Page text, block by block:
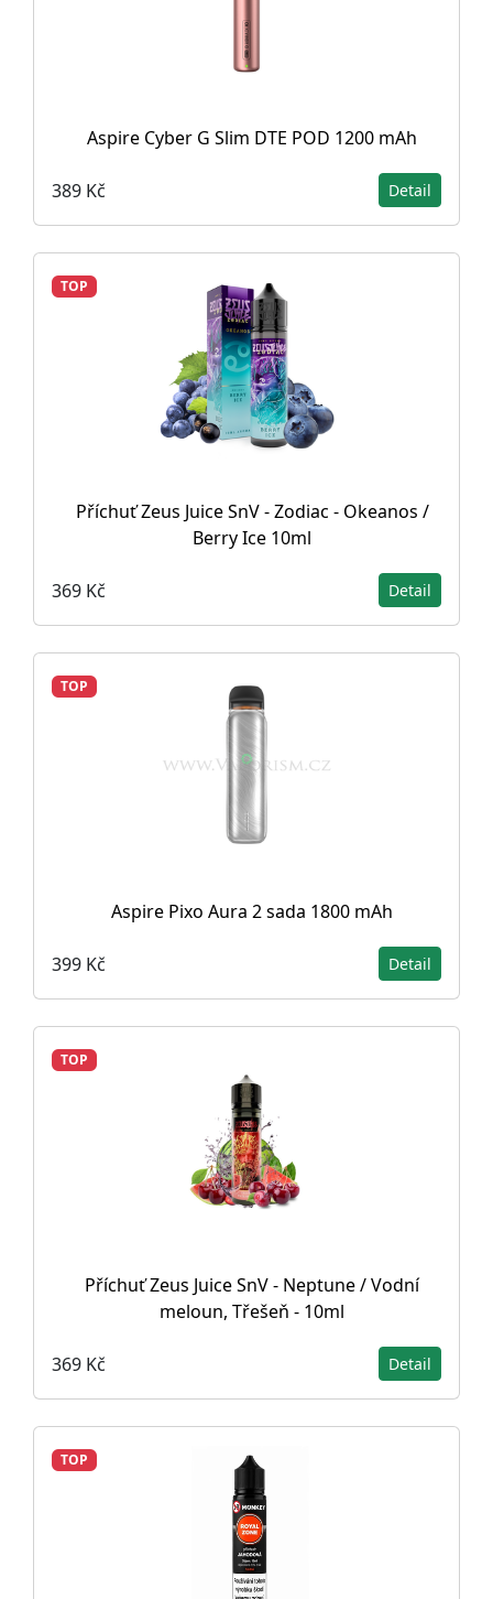
Aspire Cyber G Slim DTE POD 1200 mAh
389 Kč Detail
TOP
Příchuť Zeus Juice SnV - Zodiac - Okeanos /
Berry Ice 10ml
369 Kč Detail
TOP
Aspire Pixo Aura 2 sada 1800 mAh
399 Kč Detail
TOP
Příchuť Zeus Juice SnV - Neptune / Vodní
meloun, Třešeň - 10ml
369 Kč Detail
TOP